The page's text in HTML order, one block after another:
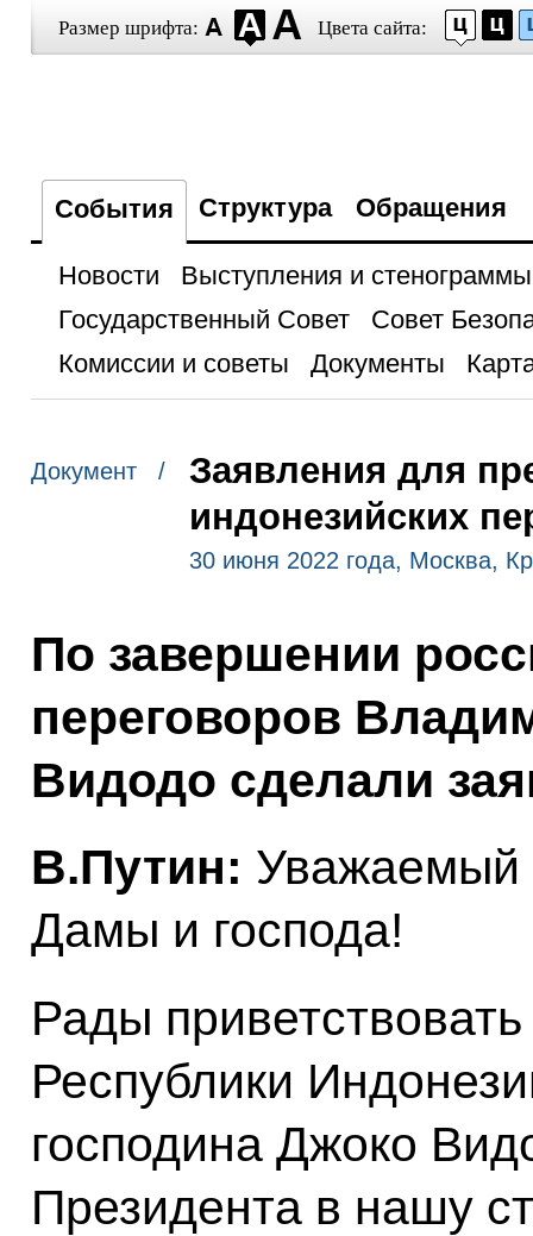
Размер шрифта: Цвета сайта:
События Структура Обращения
Новости
Выступления и стенограммы
Государственный Совет
Совет
Комиссии и советы
Документы
Документ /
Заявления для
индонезийских
30 июня 2022 года, Москва,
По завершении
переговоров
Видодо сделали
В.Путин: Уважаемый
Дамы и господа!
Рады
Республики
господина Джоко
Президента в нашу